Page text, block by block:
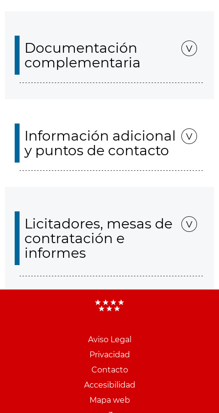
Documentación
complementaria
Información adicional
y puntos de contacto
Licitadores, mesas de
contratación e
informes
Aviso Legal
Privacidad
Contacto
Accesibilidad
Mapa web